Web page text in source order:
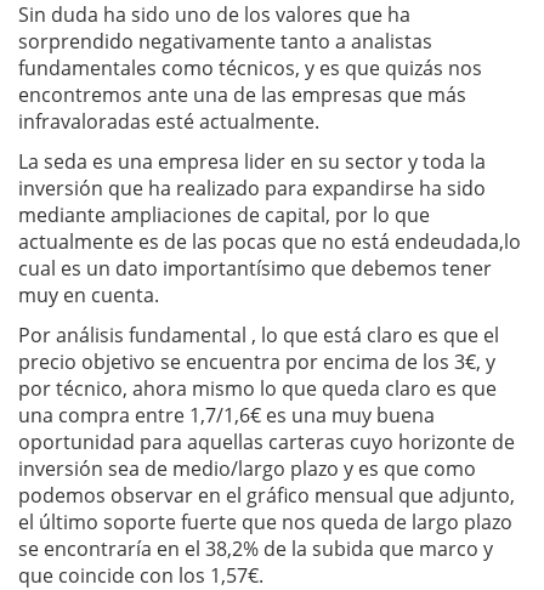
Sin duda ha sido uno de los valores que ha
sorprendido negativamente tanto a analistas
fundamentales como técnicos, y es que quizás nos
encontremos ante una de las empresas que más
infravaloradas esté actualmente.
La seda es una empresa lider en su sector y toda la
inversión que ha realizado para expandirse ha sido
mediante ampliaciones de capital, por lo que
actualmente es de las pocas que no está endeudada,lo
cual es un dato importantísimo que debemos tener
muy en cuenta.
Por análisis fundamental , lo que está claro es que el
precio objetivo se encuentra por encima de los 3€, y
por técnico, ahora mismo lo que queda claro es que
una compra entre 1,7/1,6€ es una muy buena
oportunidad para aquellas carteras cuyo horizonte de
inversión sea de medio/largo plazo y es que como
podemos observar en el gráfico mensual que adjunto,
el último soporte fuerte que nos queda de largo plazo
se encontraría en el 38,2% de la subida que marco y
que coincide con los 1,57€.